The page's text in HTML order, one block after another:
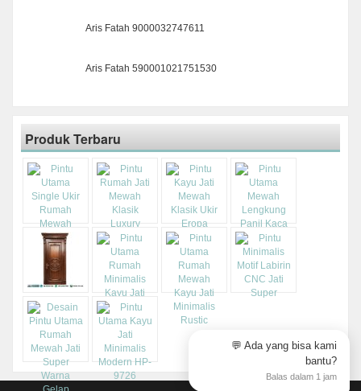
Aris Fatah 9000032747611
Aris Fatah 590001021751530
Produk Terbaru
💬 Ada yang bisa kami
bantu?
Balas dalam 1 jam